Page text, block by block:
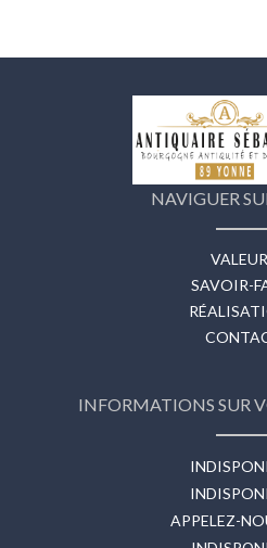
NAVIGUER
SAVOIR-
INFORMATIONS SUR
APPELEZ-